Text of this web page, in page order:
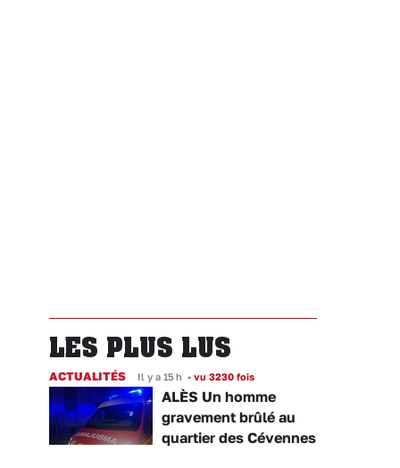
LES PLUS LUS
ACTUALITÉS Il y a 15 h • vu 3230 fois
ALÈS Un homme
gravement brûlé au
quartier des Cévennes